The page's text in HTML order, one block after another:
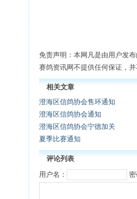
免责声明：本网凡是由用户发
赛鸽资讯网不提供任何保证，并
相关文章
澄海区信鸽协会售环通知
澄海区信鸽协会通知
澄海区信鸽协会宁德加关
夏季比赛通知
评论列表
用户名： 密